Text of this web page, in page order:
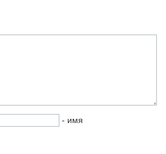
- имя